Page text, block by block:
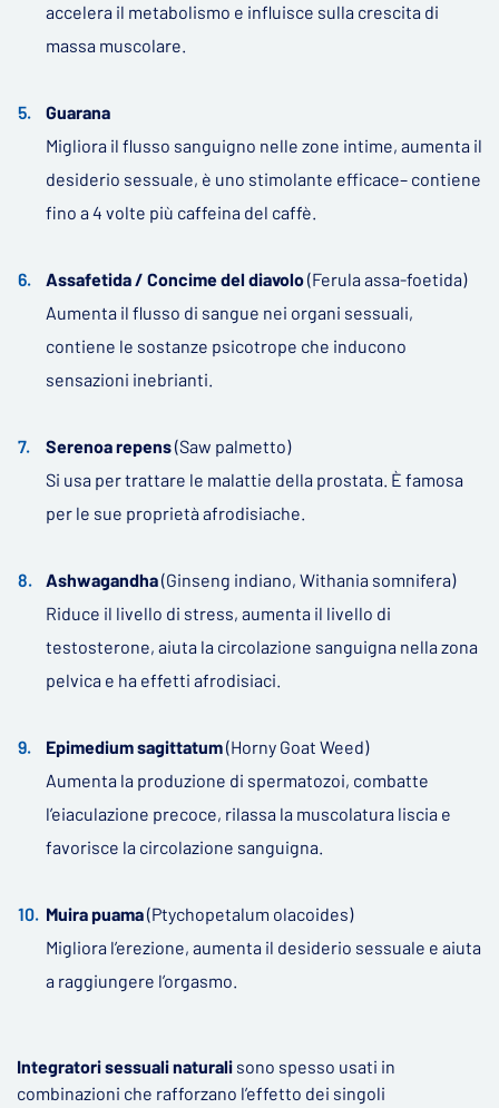
accelera il metabolismo e influisce sulla crescita di
massa muscolare.
Guarana
Migliora il flusso sanguigno nelle zone intime, aumenta il
desiderio sessuale, è uno stimolante efficace– contiene
fino a 4 volte più caffeina del caffè.
Assafetida / Concime del diavolo(Ferula assa-foetida)
Aumenta il flusso di sangue nei organi sessuali,
contiene le sostanze psicotrope che inducono
sensazioni inebrianti.
Serenoa repens(Saw palmetto)
Si usa per trattare le malattie della prostata. È famosa
per le sue proprietà afrodisiache.
Ashwagandha(Ginseng indiano, Withania somnifera)
Riduce il livello di stress, aumenta il livello di
testosterone, aiuta la circolazione sanguigna nella zona
pelvica e ha effetti afrodisiaci.
Epimedium sagittatum(Horny Goat Weed)
Aumenta la produzione di spermatozoi, combatte
l’eiaculazione precoce, rilassa la muscolatura liscia e
favorisce la circolazione sanguigna.
Muira puama(Ptychopetalum olacoides)
Migliora l’erezione, aumenta il desiderio sessuale e aiuta
a raggiungere l’orgasmo.
Integratori sessuali naturali sono spesso usati in
combinazioni che rafforzano l’effetto dei singoli